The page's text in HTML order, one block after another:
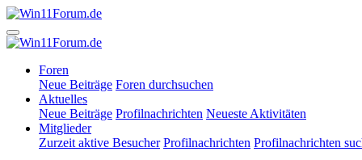
Foren
Neue Beiträge Foren durchsuchen
Aktuelles
Neue Beiträge Profilnachrichten Neueste Aktivitäten
Mitglieder
Zurzeit aktive Besucher Profilnachrichten Profilnachrichten